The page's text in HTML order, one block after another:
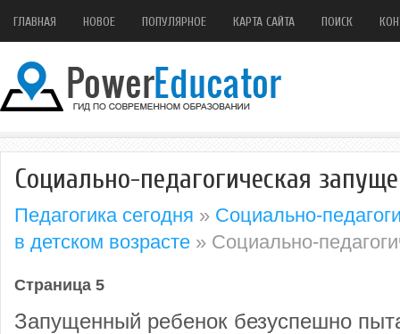
ГЛАВНАЯ НОВОЕ ПОПУЛЯРНОЕ КАРТА САЙТА ПОИСК
Социально-педагогическая
Педагогика сегодня » Социально-
в детском возрасте » Социально-
Страница 5
Запущенный ребенок безуспешно